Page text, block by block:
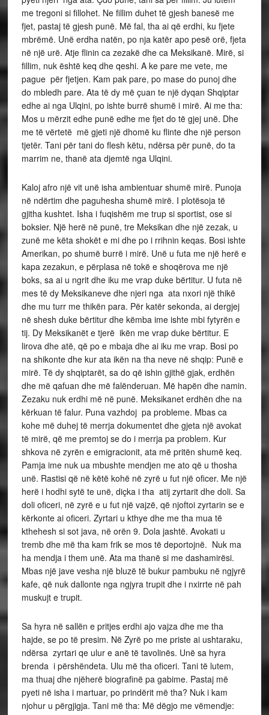
me tregoni si fillohet. Ne fillim duhet të gjesh banesë me
fjet, pastaj të gjesh punë. Më fal, tha ai që erdhi, ku fjete
mbrëmë. Unë erdha natën, po nja katër apo pesë orë, fjeta
në një urë. Atje flinin ca zezakë dhe ca Meksikanë. Mirë, si
fillim, nuk është keq dhe qeshi. A ke pare me vete, me
pague për fjetjen. Kam pak pare, po mase do punoj dhe
do mbledh pare. Ata të dy më çuan te një dyqan Shqiptar
edhe ai nga Ulqini, po ishte burrë shumë i mirë. Ai me tha:
Mos u mërzit edhe punë edhe me fjet do të gjej unë. Dhe
me të vërtetë më gjeti një dhomë ku flinte dhe një person
tjetër. Tani për tani do flesh këtu, ndërsa për punë, do ta
marrim ne, thanë ata djemtë nga Ulqini.
Kaloj afro një vit unë isha ambientuar shumë mirë. Punoja
në ndërtim dhe paguhesha shumë mirë. I plotësoja të
gjitha kushtet. Isha i fuqishëm me trup si sportist, ose si
boksier. Një herë në punë, tre Meksikan dhe një zezak, u
zunë me këta shokët e mi dhe po i rrihnin keqas. Bosi ishte
Amerikan, po shumë burrë i mirë. Unë u futa me një herë e
kapa zezakun, e përplasa në tokë e shoqërova me një
boks, sa ai u ngrit dhe iku me vrap duke bërtitur. U futa në
mes të dy Meksikaneve dhe njeri nga ata nxori një thikë
dhe mu turr me thikën para. Për katër sekonda, ai dergjej
në shesh duke bërtitur dhe këmba ime ishte mbi fytyrën e
tij. Dy Meksikanët e tjerë ikën me vrap duke bërtitur. E
lirova dhe atë, që po e mbaja dhe ai iku me vrap. Bosi po
na shikonte dhe kur ata ikën na tha neve në shqip: Punë e
mirë. Të dy shqiptarët, sa do që ishin gjithë gjak, erdhën
dhe më qafuan dhe më falënderuan. Më hapën dhe namin.
Zezaku nuk erdhi më në punë. Meksikanet erdhën dhe na
kërkuan të falur. Puna vazhdoj pa probleme. Mbas ca
kohe më duhej të merrja dokumentet dhe gjeta një avokat
të mirë, që me premtoj se do i merrja pa problem. Kur
shkova në zyrën e emigracionit, ata më pritën shumë keq.
Pamja ime nuk ua mbushte mendjen me ato që u thosha
unë. Rastisi që në këtë kohë në zyrë u fut një oficer. Me një
herë i hodhi sytë te unë, diçka i tha atij zyrtarit dhe doli. Sa
doli oficeri, në zyrë e u fut një vajzë, që njoftoi zyrtarin se e
kërkonte ai oficeri. Zyrtari u kthye dhe me tha mua të
kthehesh si sot java, në orën 9. Dola jashtë. Avokati u
tremb dhe më tha kam frik se mos të deportojnë. Nuk ma
ha mendja i them unë. Ata ma thanë si me dashamirësi.
Mbas një jave vesha një bluzë të bukur pambuku në ngjyrë
kafe, që nuk dallonte nga ngjyra trupit dhe i nxirrte në pah
muskujt e trupit.
Sa hyra në sallën e pritjes erdhi ajo vajza dhe me tha
hajde, se po të presim. Në Zyrë po me priste ai ushtaraku,
ndërsa zyrtari qe ulur e anë të tavolinës. Unë sa hyra
brenda i përshëndeta. Ulu më tha oficeri. Tani të lutem,
ma thuaj dhe njëherë biografinë pa gabime. Pastaj më
pyeti në isha i martuar, po prindërit më tha? Nuk i kam
njohur u përgjigja. Tani më tha: Më dëgjo me vëmendje: